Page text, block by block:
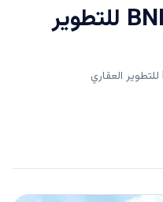
شركة BNH للتطوير